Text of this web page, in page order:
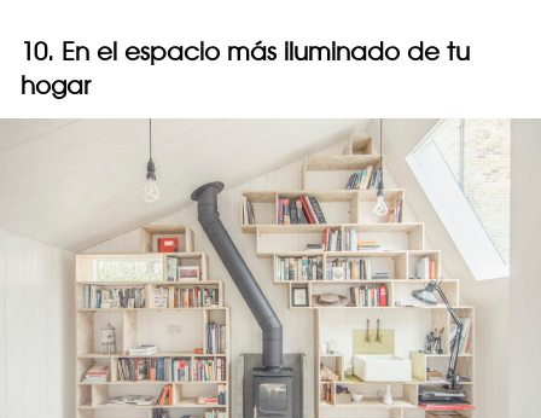
10. En el espacio más iluminado de tu
hogar